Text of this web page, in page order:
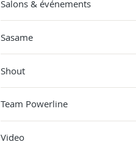
Salons & événements
Sasame
Shout
Team Powerline
Video